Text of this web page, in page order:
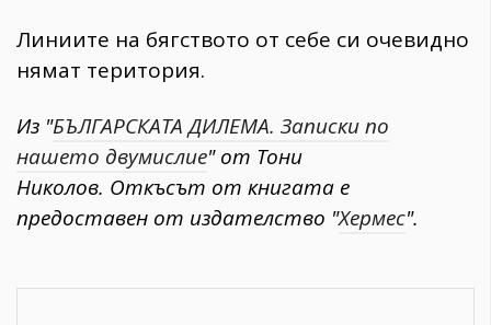
Линиите на бягството от себе си очевидно
нямат територия.
Из "БЪЛГАРСКАТА ДИЛЕМА. Записки по
нашето двумислие" от Тони
Николов. Откъсът от книгата е
предоставен от издателство "Хермес".